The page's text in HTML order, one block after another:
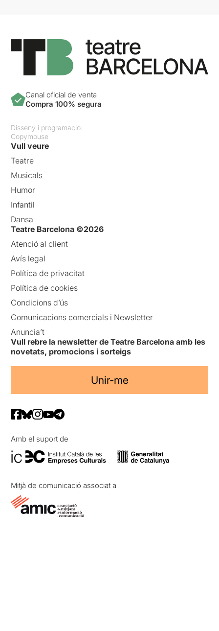
Canal oficial de venta
Compra 100% segura
Disseny i programació:
Copymouse
Vull veure
Teatre
Musicals
Humor
Infantil
Dansa
Teatre Barcelona ©2026
Atenció al client
Avís legal
Política de privacitat
Política de cookies
Condicions d’ús
Comunicacions comercials i Newsletter
Anuncia’t
Vull rebre la newsletter de Teatre Barcelona amb les
novetats, promocions i sorteigs
Unir-me
Amb el suport de
Mitjà de comunicació associat a